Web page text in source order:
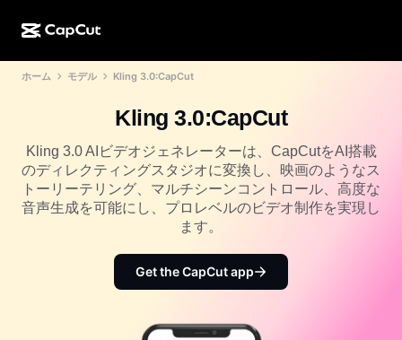
CapCutオンライン
CapCut Pad
CapCutモバイル
動画スタジオ
AI動画ジェネレーター
AI画像補正ツール
動画エディター＆ジェネレーター
画像エディター＆ジェネレーター
音声ジェネレーター＆エディター
ホリデーのテンプレート
その他
カレンダーのテンプレート
アニバーサリーのテンプレート
コミュニティ
取り組み
パイオニアプログラム
ホーム モデル Kling 3.0:CapCut
Kling 3.0:CapCut
Kling 3.0 AIビデオジェネレーターは、CapCutをAI搭載
のディレクティングスタジオに変換し、映画のようなス
トーリーテリング、マルチシーンコントロール、高度な
音声生成を可能にし、プロレベルのビデオ制作を実現し
ます。
Get the CapCut app